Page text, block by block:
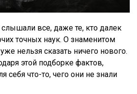
все, даже те, кто далек
точных наук. О знаменитом
нельзя сказать ничего нового.
этой подборке фактов,
себя что-то, чего они не знали